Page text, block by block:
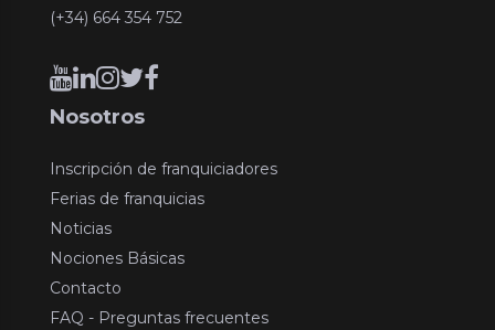
(+34) 664 354 752
Nosotros
Inscripción de franquiciadores
Ferias de franquicias
Noticias
Nociones Básicas
Contacto
FAQ - Preguntas frecuentes